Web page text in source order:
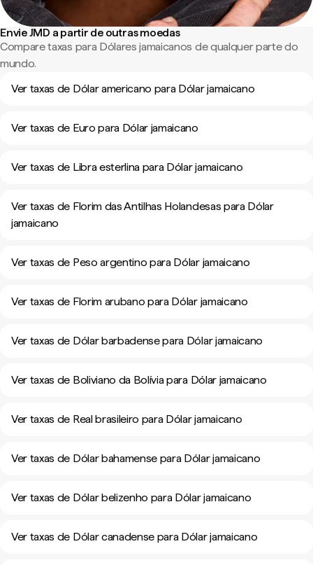
Envie JMD a partir de outras moedas
Compare taxas para Dólares jamaicanos de qualquer parte do
mundo.
Ver taxas de Dólar americano para Dólar jamaicano
Ver taxas de Euro para Dólar jamaicano
Ver taxas de Libra esterlina para Dólar jamaicano
Ver taxas de Florim das Antilhas Holandesas para Dólar
jamaicano
Ver taxas de Peso argentino para Dólar jamaicano
Ver taxas de Florim arubano para Dólar jamaicano
Ver taxas de Dólar barbadense para Dólar jamaicano
Ver taxas de Boliviano da Bolívia para Dólar jamaicano
Ver taxas de Real brasileiro para Dólar jamaicano
Ver taxas de Dólar bahamense para Dólar jamaicano
Ver taxas de Dólar belizenho para Dólar jamaicano
Ver taxas de Dólar canadense para Dólar jamaicano